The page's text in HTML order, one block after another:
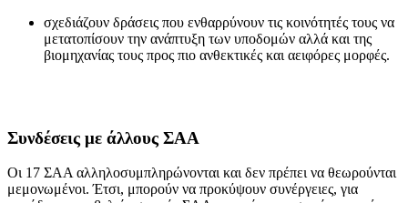
σχεδιάζουν δράσεις που ενθαρρύνουν τις κοινότητές τους να
μετατοπίσουν την ανάπτυξη των υποδομών αλλά και της
βιομηχανίας τους προς πιο ανθεκτικές και αειφόρες μορφές.
Συνδέσεις με άλλους ΣΑΑ
Οι 17 ΣΑΑ αλληλοσυμπληρώνονται και δεν πρέπει να θεωρούνται
μεμονωμένοι. Έτσι, μπορούν να προκύψουν συνέργειες, για